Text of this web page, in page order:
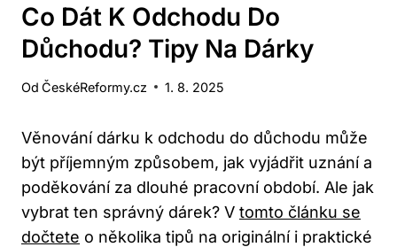
Co Dát K Odchodu Do
Důchodu? Tipy Na Dárky
Od ČeskéReformy.cz 1. 8. 2025
Věnování dárku k odchodu do důchodu může
být příjemným způsobem, jak vyjádřit uznání a
poděkování za dlouhé pracovní období. Ale jak
vybrat ten správný dárek? V tomto článku se
dočtete o několika tipů na originální i praktické